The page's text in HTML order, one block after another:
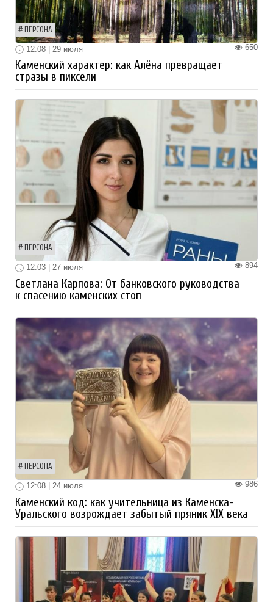
ПЕРСОНА
650
12:08 | 29 июля
Каменский характер: как Алёна превращает
стразы в пиксели
ПЕРСОНА
894
12:03 | 27 июля
Светлана Карпова: От банковского руководства
к спасению каменских стоп
ПЕРСОНА
986
12:08 | 24 июля
Каменский код: как учительница из Каменска-
Уральского возрождает забытый пряник XIX века